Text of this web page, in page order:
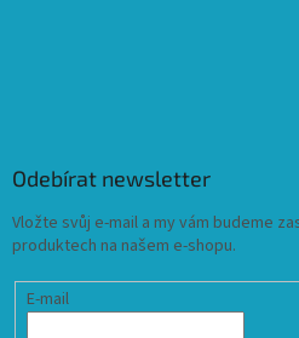
Odebírat newsletter
Vložte svůj e-mail a my vám budeme
produktech na našem e-shopu.
E-mail